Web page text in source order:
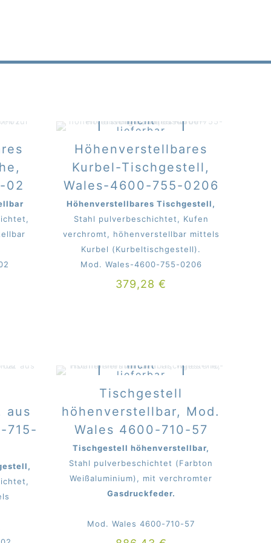
02
nicht
lieferbar
Höhenverstellbares
Kurbel-Tischgestell,
Wales-4600-755-0206
Höhenverstellbares Tischgestell,
Stahl pulverbeschichtet, Kufen
verchromt, höhenverstellbar mittels
Kurbel (Kurbeltischgestell).
Mod. Wales-4600-755-0206
379,28€
aus
715-
nicht
lieferbar
Tischgestell
höhenverstellbar, Mod.
Wales 4600-710-57
Tischgestell höhenverstellbar,
Stahl pulverbeschichtet (Farbton
Weißaluminium), mit verchromter
Gasdruckfeder.
Mod. Wales 4600-710-57